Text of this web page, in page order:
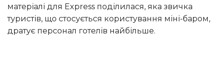
матеріалі для Express поділилася, яка звичка
туристів, що стосується користування міні-баром,
дратує персонал готелів найбільше.